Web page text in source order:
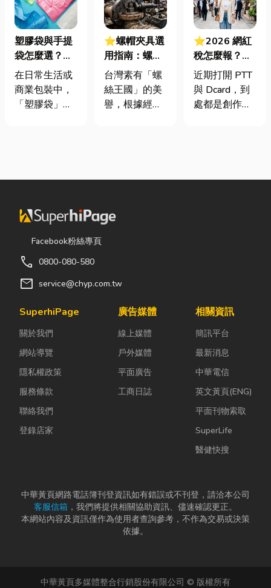
塑膠袋與手提
袋怎麼選？材
質、用途與耐
重度一次看懂
在日常生活或
商業包裝中，
「塑膠袋」與
具，但實際上
能力與使用場
景上，其實差
異非常大。如
影響使用便利
性，還可能造
商品損壞。 這
次搞懂塑膠袋
與手提袋的...
⭐螺帽夾具選
用指南：螺母
挾具頻繁耗
損？3大關鍵
提升扣件成型
台灣素有「螺
絲王國」的美
譽，根據經濟
額高達 42.1
731816）產
戶對扣件精度
日益嚴苛的趨
型機中的關...
⭐2026 網紅
稅怎麼報？一
篇看懂課稅門
檻、追溯年限
與合法節稅，
近期打開 PTT
與 Dcard，到
處都是創作者
紅稅」不是一
（如
Instag...
Facebook粉絲專頁
call 0800-080-580
mail service@chyp.com.tw
SuperhiPage
關於我們
網站導覽
隱私權政策
服務條款
聯絡我們
登錄店家
廣告媒體
線上媒體
戶外媒體
平面廣告
工商日誌
相關資訊
簡訊平台
最新消息
中華電信
英文黃頁(ENG)
平面刊物索取
SuperLife
醫健快搜
中華黃頁網路電話簿刊登資訊如有錯誤或不刊登，請洽本公司
客服信箱 ，我們將提供相關協助資訊、儘速確認更正。
本網站內容及資訊僅作為使用者查詢參考，不作為交易或決策
依據。
中華黃頁多媒體整合行銷股份有限公司 © 版權所有